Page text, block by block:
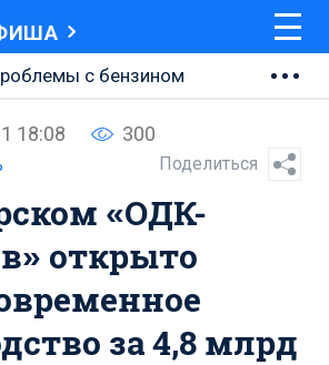
с бензином
площади
шоссе
18:08 300
Поделиться
«ОДК-
открыто
за 4,8 млрд